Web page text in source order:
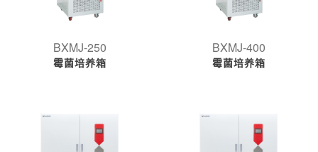
BXMJ-250
霉菌培养箱
BXMJ-400
霉菌培养箱